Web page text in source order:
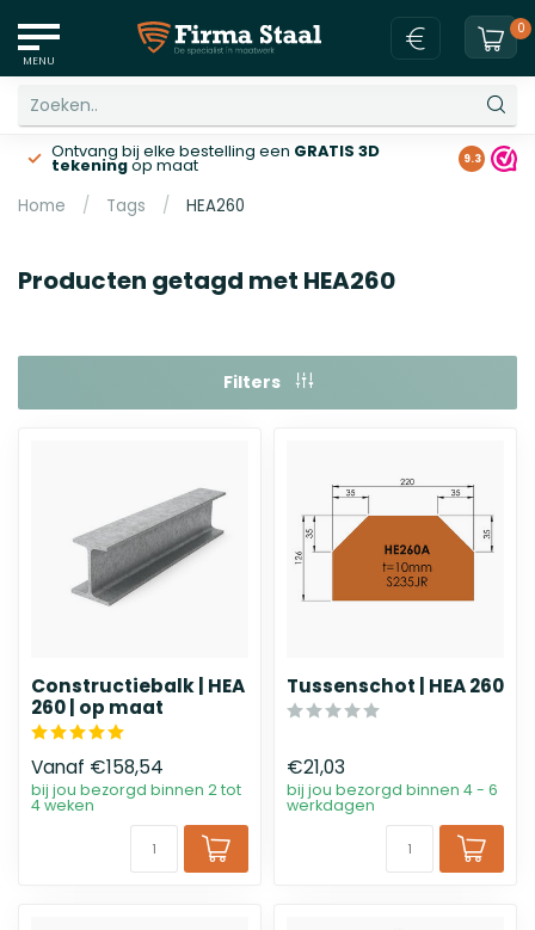
MENU
0
Ontvang bij elke bestelling een GRATIS 3D
tekeningop maat Gratis
9.3
Home / Tags / HEA260
Producten getagd met HEA260
Filters
Constructiebalk | HEA
260 | op maat
Vanaf €158,54
bij jou bezorgd binnen 2 tot
4 weken
Tussenschot | HEA 260
€21,03
bij jou bezorgd binnen 4 - 6
werkdagen